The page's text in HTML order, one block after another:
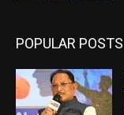
POPULAR POSTS